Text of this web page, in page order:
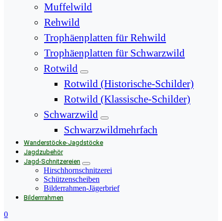
Muffelwild
Rehwild
Trophäenplatten für Rehwild
Trophäenplatten für Schwarzwild
Rotwild
Rotwild (Historische-Schilder)
Rotwild (Klassische-Schilder)
Schwarzwild
Schwarzwildmehrfach
Wanderstöcke-Jagdstöcke
Jagdzubehör
Jagd-Schnitzereien
Hirschhornschnitzerei
Schützenscheiben
Bilderrahmen-Jägerbrief
Bilderrrahmen
0